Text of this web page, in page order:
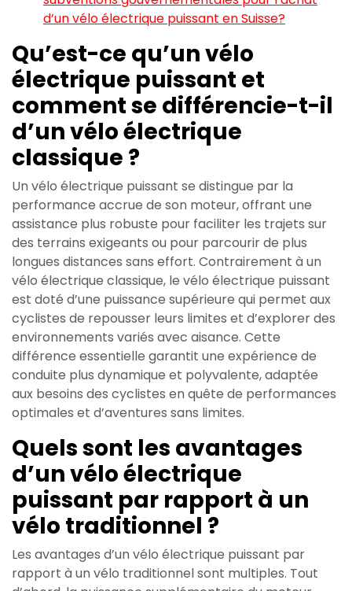
d’un vélo électrique puissant en Suisse?
Qu’est-ce qu’un vélo
électrique puissant et
comment se différencie-t-il
d’un vélo électrique
classique ?
Un vélo électrique puissant se distingue par la
performance accrue de son moteur, offrant une
assistance plus robuste pour faciliter les trajets sur
des terrains exigeants ou pour parcourir de plus
longues distances sans effort. Contrairement à un
vélo électrique classique, le vélo électrique puissant
est doté d’une puissance supérieure qui permet aux
cyclistes de repousser leurs limites et d’explorer des
environnements variés avec aisance. Cette
différence essentielle garantit une expérience de
conduite plus dynamique et polyvalente, adaptée
aux besoins des cyclistes en quête de performances
optimales et d’aventures sans limites.
Quels sont les avantages
d’un vélo électrique
puissant par rapport à un
vélo traditionnel ?
Les avantages d’un vélo électrique puissant par
rapport à un vélo traditionnel sont multiples. Tout